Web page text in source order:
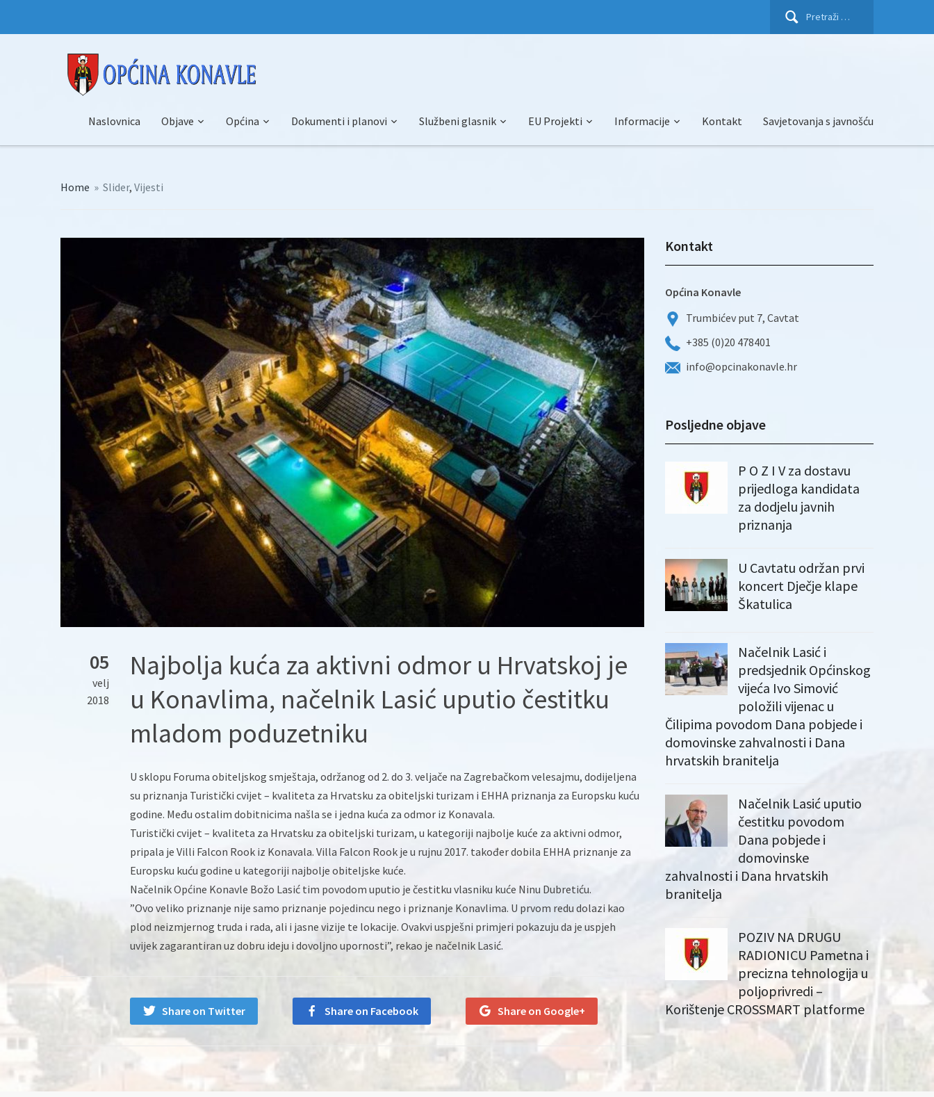
Pretraži:
Naslovnica Objave Općina Dokumenti i planovi Službeni glasnik EU Projekti Informacije Kontakt Savjetovanja s javnošću
Home » Slider, Vijesti
05
velj
2018
Najbolja kuća za aktivni odmor u Hrvatskoj je
u Konavlima, načelnik Lasić uputio čestitku
mladom poduzetniku
U sklopu Foruma obiteljskog smještaja, održanog od 2. do 3. veljače na Zagrebačkom velesajmu, dodijeljena
su priznanja Turistički cvijet – kvaliteta za Hrvatsku za obiteljski turizam i EHHA priznanja za Europsku kuću
godine. Među ostalim dobitnicima našla se i jedna kuća za odmor iz Konavala.
Turistički cvijet – kvaliteta za Hrvatsku za obiteljski turizam, u kategoriji najbolje kuće za aktivni odmor,
pripala je Villi Falcon Rook iz Konavala. Villa Falcon Rook je u rujnu 2017. također dobila EHHA priznanje za
Europsku kuću godine u kategoriji najbolje obiteljske kuće.
Načelnik Općine Konavle Božo Lasić tim povodom uputio je čestitku vlasniku kuće Ninu Dubretiću.
”Ovo veliko priznanje nije samo priznanje pojedincu nego i priznanje Konavlima. U prvom redu dolazi kao
plod neizmjernog truda i rada, ali i jasne vizije te lokacije. Ovakvi uspješni primjeri pokazuju da je uspjeh
uvijek zagarantiran uz dobru ideju i dovoljno upornosti”, rekao je načelnik Lasić.
Share on Twitter Share on Facebook Share on Google+
Kontakt
Općina Konavle
Trumbićev put 7, Cavtat
+385 (0)20 478401
info@opcinakonavle.hr
Posljedne objave
P O Z I V za dostavu
prijedloga kandidata
za dodjelu javnih
priznanja
U Cavtatu održan prvi
koncert Dječje klape
Škatulica
Načelnik Lasić i
predsjednik Općinskog
vijeća Ivo Simović
položili vijenac u
Čilipima povodom Dana pobjede i
domovinske zahvalnosti i Dana
hrvatskih branitelja
Načelnik Lasić uputio
čestitku povodom
Dana pobjede i
domovinske
zahvalnosti i Dana hrvatskih
branitelja
POZIV NA DRUGU
RADIONICU Pametna i
precizna tehnologija u
poljoprivredi –
Korištenje CROSSMART platforme